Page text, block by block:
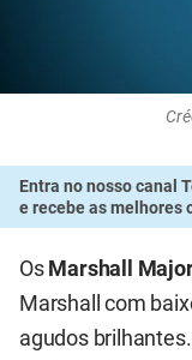
Entra no nosso canal
e recebe as melhores
Os Marshall
Marshall com
agudos